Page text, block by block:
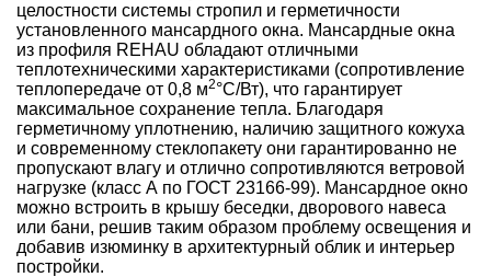
целостности системы стропил и герметичности
установленного мансардного окна. Мансардные окна
из профиля REHAU обладают отличными
теплотехническими характеристиками (сопротивление
теплопередаче от 0,8 м2°С/Вт), что гарантирует
максимальное сохранение тепла. Благодаря
герметичному уплотнению, наличию защитного кожуха
и современному стеклопакету они гарантированно не
пропускают влагу и отлично сопротивляются ветровой
нагрузке (класс А по ГОСТ 23166-99). Мансардное окно
можно встроить в крышу беседки, дворового навеса
или бани, решив таким образом проблему освещения и
добавив изюминку в архитектурный облик и интерьер
постройки.